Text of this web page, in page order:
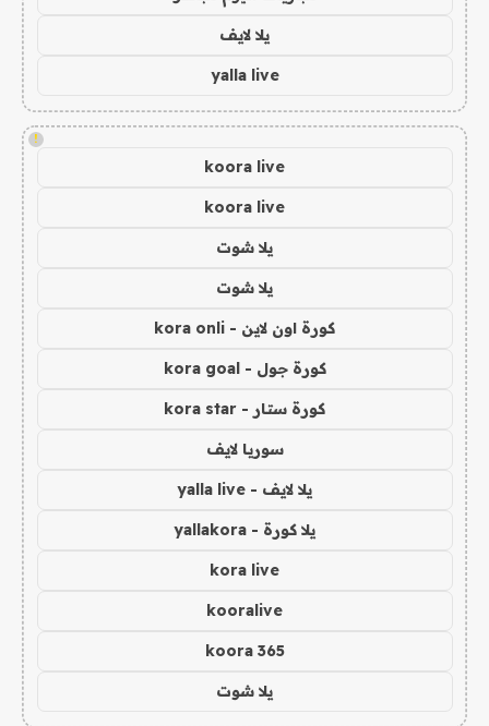
يلا لايف
yalla live
!
koora live
koora live
يلا شوت
يلا شوت
كورة اون لاين - kora onli
كورة جول - kora goal
كورة ستار - kora star
سوريا لايف
يلا لايف - yalla live
يلا كورة - yallakora
kora live
kooralive
koora 365
يلا شوت